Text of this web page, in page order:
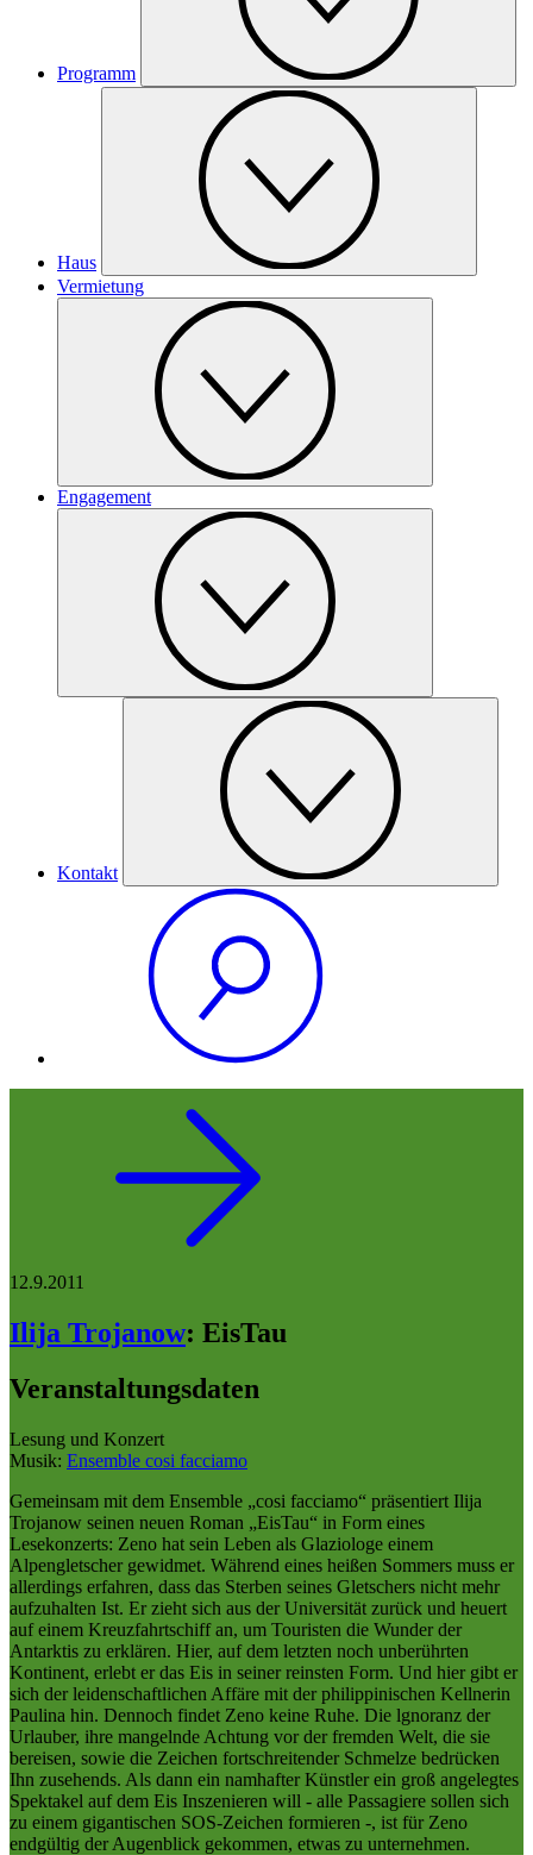
Programm
Haus
Vermietung
Engagement
Kontakt
12.9.2011
Ilija Trojanow: EisTau
Veranstaltungsdaten
Lesung und Konzert
Musik: Ensemble cosi facciamo
Gemeinsam mit dem Ensemble „cosi facciamo“ präsentiert Ilija
Trojanow seinen neuen Roman „EisTau“ in Form eines
Lesekonzerts: Zeno hat sein Leben als Glaziologe einem
Alpengletscher gewidmet. Während eines heißen Sommers muss er
allerdings erfahren, dass das Sterben seines Gletschers nicht mehr
aufzuhalten Ist. Er zieht sich aus der Universität zurück und heuert
auf einem Kreuzfahrtschiff an, um Touristen die Wunder der
Antarktis zu erklären. Hier, auf dem letzten noch unberührten
Kontinent, erlebt er das Eis in seiner reinsten Form. Und hier gibt er
sich der leidenschaftlichen Affäre mit der philippinischen Kellnerin
Paulina hin. Dennoch findet Zeno keine Ruhe. Die lgnoranz der
Urlauber, ihre mangelnde Achtung vor der fremden Welt, die sie
bereisen, sowie die Zeichen fortschreitender Schmelze bedrücken
Ihn zusehends. Als dann ein namhafter Künstler ein groß angelegtes
Spektakel auf dem Eis Inszenieren will - alle Passagiere sollen sich
zu einem gigantischen SOS-Zeichen formieren -, ist für Zeno
endgültig der Augenblick gekommen, etwas zu unternehmen.